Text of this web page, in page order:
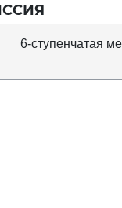
6-ступенчатая